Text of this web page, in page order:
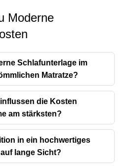
Moderne
Schlafunterlage im
Matratze?
die Kosten
am stärksten?
in ein hochwertiges
lange Sicht?